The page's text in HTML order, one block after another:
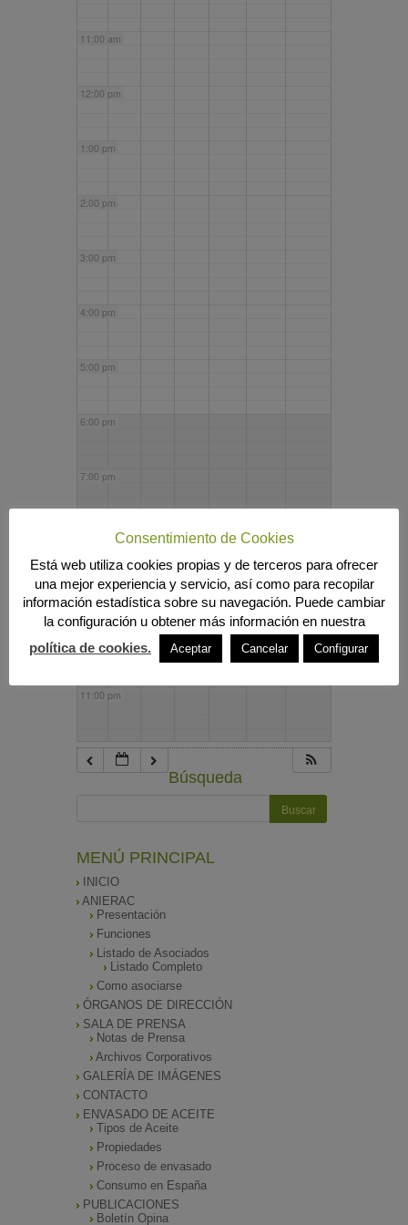
11:00 am
12:00 pm
1:00 pm
2:00 pm
3:00 pm
4:00 pm
5:00 pm
6:00 pm
7:00 pm
9:00 pm
10:00 pm
11:00 pm
Búsqueda
MENÚ PRINCIPAL
INICIO
ANIERAC
Presentación
Funciones
Listado de Asociados
Listado Completo
Como asociarse
ÓRGANOS DE DIRECCIÓN
SALA DE PRENSA
Notas de Prensa
Archivos Corporativos
GALERÍA DE IMÁGENES
CONTACTO
ENVASADO DE ACEITE
Tipos de Aceite
Propiedades
Proceso de envasado
Consumo en España
PUBLICACIONES
Boletín Opina
Consentimiento de Cookies
Está web utiliza cookies propias y de terceros para ofrecer
una mejor experiencia y servicio, así como para recopilar
información estadística sobre su navegación. Puede cambiar
la configuración u obtener más información en nuestra
política de cookies.
Aceptar Cancelar Configurar